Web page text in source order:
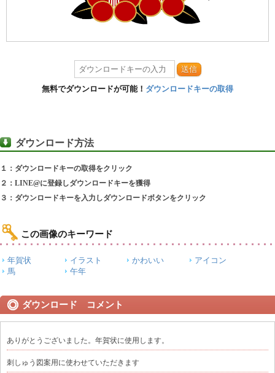
送信
無料でダウンロードが可能！ ダウンロードキーの取得
ダウンロード方法
１：ダウンロードキーの取得をクリック
２：LINE@に登録しダウンロードキーを獲得
３：ダウンロードキーを入力しダウンロードボタンをクリック
この画像のキーワード
年賀状 イラスト かわいい
アイコン
馬
午年
ダウンロード コメント
ありがとうございました。年賀状に使用します。
刺しゅう図案用に使わせていただきます